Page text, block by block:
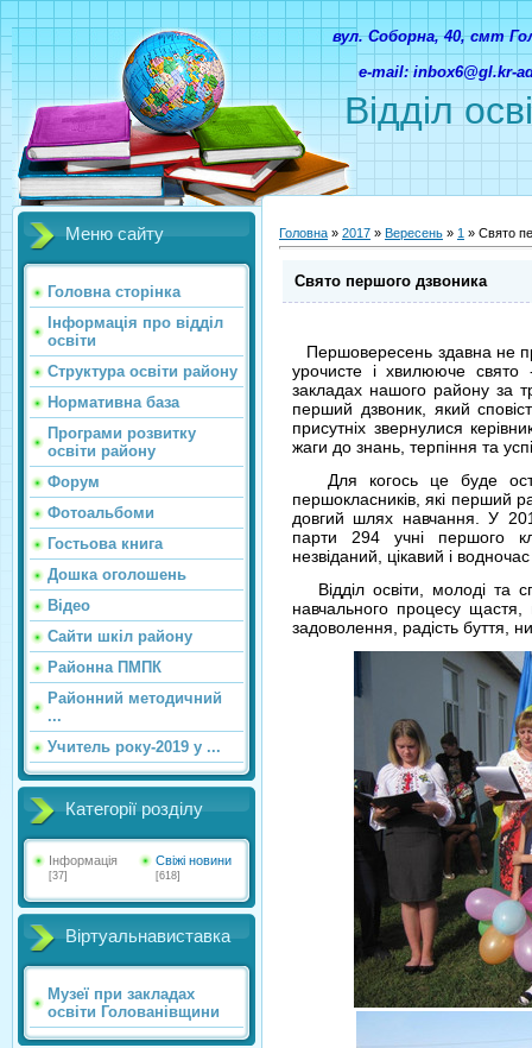
Відділ
вул. Соборна, 40, смт
e-mail: inbox6@gl.kr-
Меню сайту
Головна сторінка
Інформація про відділ
освіти
Структура освіти району
Нормативна база
Програми розвитку
освіти району
Форум
Фотоальбоми
Гостьова книга
Дошка оголошень
Відео
Сайти шкіл району
Районна ПМПК
Районний методичний
...
Учитель року-2019 у ...
Категорії розділу
Інформація
[37]
Свіжі новини
[618]
Віртуальнавиставка
Музеї при закладах
освіти Голованівщини
Головна » 2017 » Вересень » 1 » Свято
Свято першого дзвоника
Першовересень здавна не
урочисте і хвилююче
закладах нашого району за
перший дзвоник, який
присутніх звернулися
жаги до знань, терпіння та
Для когось це буде
першокласників, які перший
довгий шлях навчання. У
парти 294 учні першого
незвіданий, цікавий і
Відділ освіти, молоді та
навчального процесу
задоволення, радість буття,